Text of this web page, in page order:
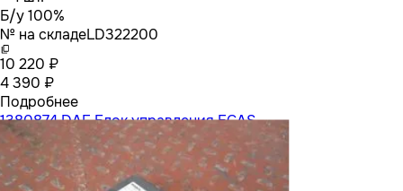
Б/у 100%
№ на складеLD322200
10 220 ₽
4 390 ₽
Подробнее
1380874 DAF Блок управления ECAS